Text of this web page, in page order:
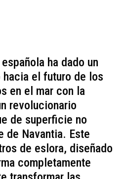
ha dado un
el futuro de los
en el mar con la
revolucionario
de superficie no
de Navantia. Este
de eslora, diseñado
completamente